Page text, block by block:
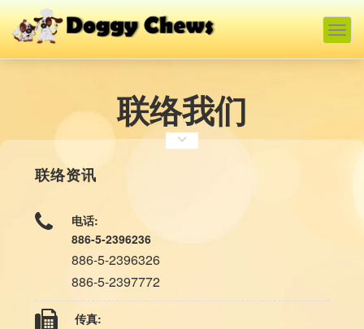
联络我们
联络资讯
电话:
886-5-2396236
886-5-2396326
886-5-2397772
传真: